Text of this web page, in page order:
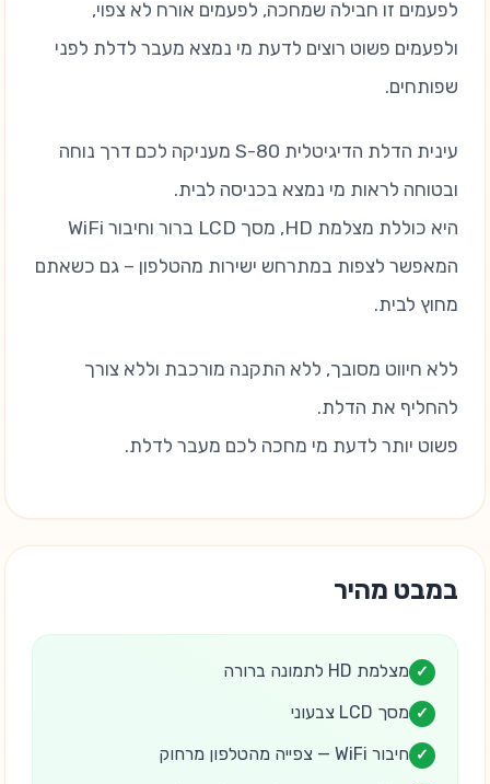
לפעמים זו חבילה שמחכה, לפעמים אורח לא צפוי,
ולפעמים פשוט רוצים לדעת מי נמצא מעבר לדלת לפני
שפותחים.
עינית הדלת הדיגיטלית S-80 מעניקה לכם דרך נוחה
ובטוחה לראות מי נמצא בכניסה לבית.
היא כוללת מצלמת HD, מסך LCD ברור וחיבור WiFi
המאפשר לצפות במתרחש ישירות מהטלפון – גם כשאתם
מחוץ לבית.
ללא חיווט מסובך, ללא התקנה מורכבת וללא צורך
להחליף את הדלת.
פשוט יותר לדעת מי מחכה לכם מעבר לדלת.
במבט מהיר
✓ מצלמת HD לתמונה ברורה
✓ מסך LCD צבעוני
✓ חיבור WiFi — צפייה מהטלפון מרחוק